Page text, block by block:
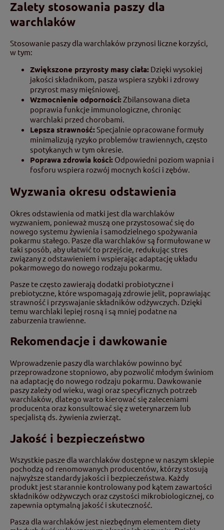
Zalety stosowania paszy dla
warchlaków
Stosowanie paszy dla warchlaków przynosi liczne korzyści,
w tym:
Zwiększone przyrosty masy ciała: Dzięki wysokiej
jakości składnikom, pasza wspiera szybki i zdrowy
przyrost masy mięśniowej.
Wzmocnienie odporności:Zbilansowana dieta
poprawia funkcje immunologiczne, chroniąc
warchlaki przed chorobami.
Lepsza strawność:Specjalnie opracowane formuły
minimalizują ryzyko problemów trawiennych, często
spotykanych w tym okresie.
Poprawa zdrowia kości: Odpowiedni poziom wapnia i
fosforu wspiera rozwój mocnych kości i zębów.
Wyzwania okresu odstawienia
Okres odstawienia od matki jest dla warchlaków
wyzwaniem, ponieważ muszą one przystosować się do
nowego systemu żywienia i samodzielnego spożywania
pokarmu stałego. Pasze dla warchlaków są formułowane w
taki sposób, aby ułatwić to przejście, redukując stres
związany z odstawieniem i wspierając adaptację układu
pokarmowego do nowego rodzaju pokarmu.
Pasze te często zawierają dodatki probiotyczne i
prebiotyczne, które wspomagają zdrowie jelit, poprawiając
strawność i przyswajanie składników odżywczych. Dzięki
temu warchlaki lepiej rosną i są mniej podatne na
zaburzenia trawienne.
Rekomendacje i dawkowanie
Wprowadzenie paszy dla warchlaków powinno być
przeprowadzone stopniowo, aby pozwolić młodym świniom
na adaptację do nowego rodzaju pokarmu. Dawkowanie
paszy zależy od wieku, wagi oraz specyficznych potrzeb
warchlaków, dlatego warto kierować się zaleceniami
producenta oraz konsultować się z weterynarzem lub
specjalistą ds. żywienia zwierząt.
Jakość i bezpieczeństwo
Wszystkie pasze dla warchlaków dostępne w naszym sklepie
pochodzą od renomowanych producentów, którzy stosują
najwyższe standardy jakości i bezpieczeństwa. Każdy
produkt jest starannie kontrolowany pod kątem zawartości
składników odżywczych oraz czystości mikrobiologicznej, co
zapewnia optymalną jakość i skuteczność.
Pasza dla warchlaków jest niezbędnym elementem diety